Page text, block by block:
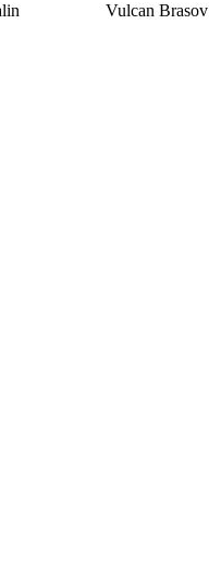
Vulcan Brasov